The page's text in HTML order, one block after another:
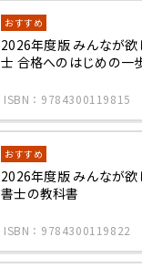
おすすめ
2026年度版 みんなが
士 合格へのはじめの一
ISBN：9784300119815
おすすめ
2026年度版 みんなが
書士の教科書
ISBN：9784300119822